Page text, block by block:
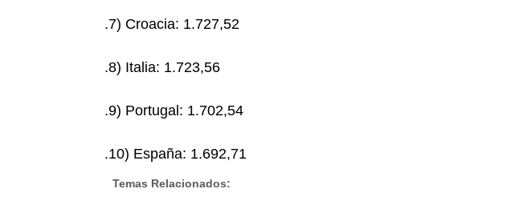
.7) Croacia: 1.727,52
.8) Italia: 1.723,56
.9) Portugal: 1.702,54
.10) España: 1.692,71
Temas Relacionados: